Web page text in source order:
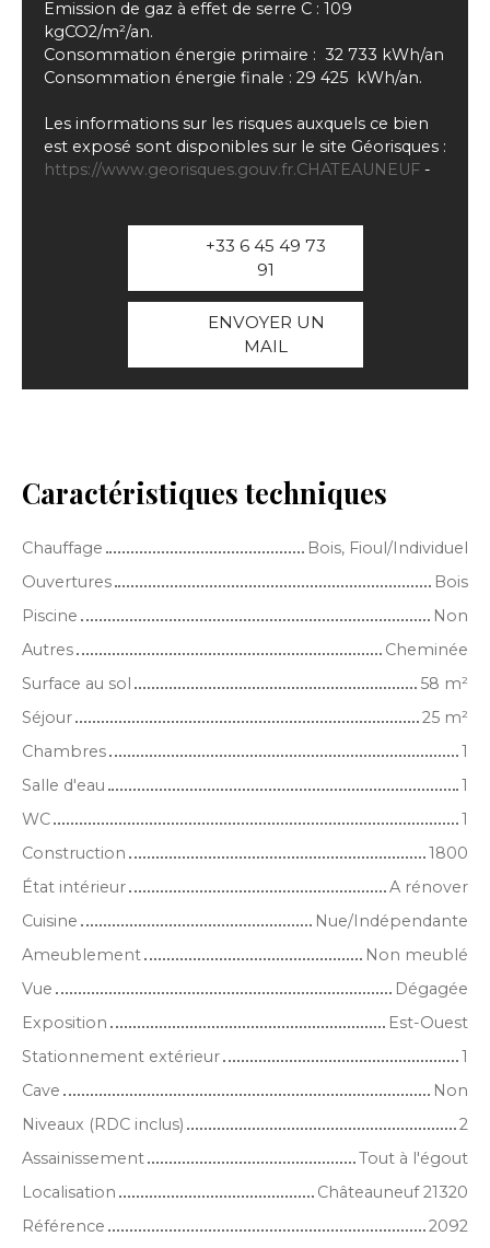
Emission de gaz à effet de serre C : 109
kgCO2/m²/an.
Consommation énergie primaire : 32 733 kWh/an
Consommation énergie finale : 29 425 kWh/an.
Les informations sur les risques auxquels ce bien
est exposé sont disponibles sur le site Géorisques :
https://www.georisques.gouv.fr.CHATEAUNEUF -
+33 6 45 49 73
91
ENVOYER UN
MAIL
Caractéristiques techniques
Chauffage
Bois, Fioul/Individuel
Ouvertures
Bois
Piscine
Non
Autres
Cheminée
Surface au sol
58 m²
Séjour
25 m²
Chambres
1
Salle d'eau
1
WC
1
Construction
1800
État intérieur
A rénover
Cuisine
Nue/Indépendante
Ameublement
Non meublé
Vue
Dégagée
Exposition
Est-Ouest
Stationnement extérieur
1
Cave
Non
Niveaux (RDC inclus)
2
Assainissement
Tout à l'égout
Localisation
Châteauneuf 21320
Référence
2092